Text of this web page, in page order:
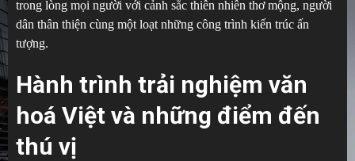
trong lòng mọi người với cảnh sắc thiên nhiên thơ mộng, người
dân thân thiện cùng một loạt những công trình kiến trúc ấn
tượng.
Hành trình trải nghiệm văn
hoá Việt và những điểm đến
thú vị